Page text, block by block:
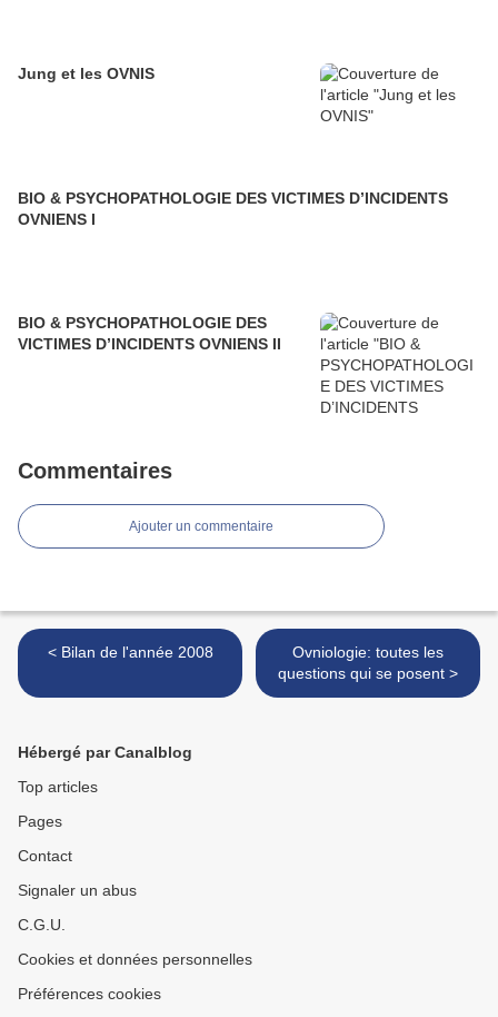
Jung et les OVNIS
BIO & PSYCHOPATHOLOGIE DES VICTIMES D’INCIDENTS
OVNIENS I
BIO & PSYCHOPATHOLOGIE DES
VICTIMES D’INCIDENTS OVNIENS II
Commentaires
Ajouter un commentaire
< Bilan de l'année 2008
Ovniologie: toutes les
questions qui se posent >
Hébergé par Canalblog
Top articles
Pages
Contact
Signaler un abus
C.G.U.
Cookies et données personnelles
Préférences cookies